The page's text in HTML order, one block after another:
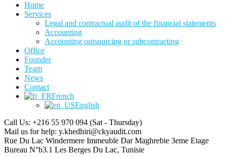
Home
Services
Legal and contractual audit of the financial statements
Accounting
Accounting outsourcing or subcontracting
Office
Founder
Team
News
Contact
French
English
Call Us: +216 55 970 094 (Sat - Thursday)
Mail us for help: y.khedhiri@ckyaudit.com
Rue Du Lac Windermere Immeuble Dar Maghrebie 3eme Etage
Bureau N°b3.1 Les Berges Du Lac, Tunisie